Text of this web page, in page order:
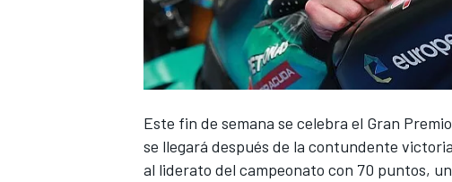
Este fin de semana se celebra el Gran
se llegará después de la contundente
al liderato del campeonato con 70 puntos,